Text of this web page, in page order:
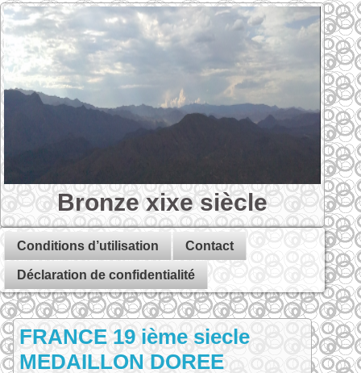
Bronze xixe siècle
Conditions d’utilisation Contact
Déclaration de confidentialité
FRANCE 19 ième siecle
MEDAILLON DOREE